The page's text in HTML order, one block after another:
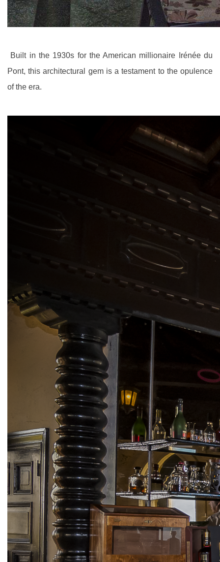
Built in the 1930s for the American millionaire Irénée du
Pont, this architectural gem is a testament to the opulence
of the era.